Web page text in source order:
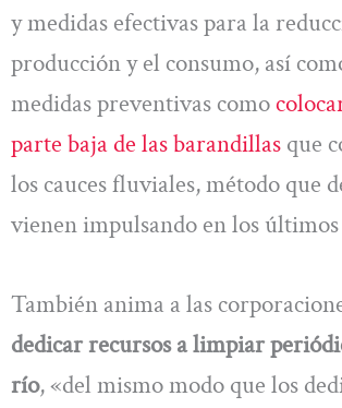
y medidas efectivas para la
producción y el consumo, así
medidas preventivas como
parte baja de las barandillas que
los cauces fluviales, método que
vienen impulsando en los últimos
También anima a las
dedicar recursos a limpiar
río, «del mismo modo que los